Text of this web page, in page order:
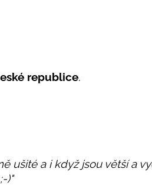
republice.
ušité a i když jsou větší a
)"